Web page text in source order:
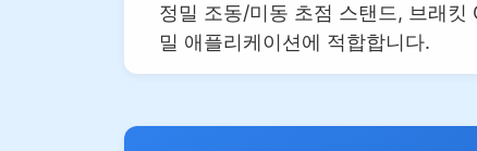
정밀 조동/미동 초점 스탠드, 브래
밀 애플리케이션에 적합합니다.